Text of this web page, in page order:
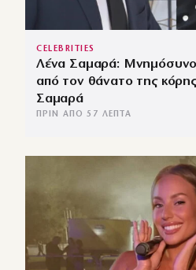
CELEBRITIES
Λένα Σαμαρά: Μνημόσυνο
από τον θάνατο της
Σαμαρά
ΠΡΙΝ ΑΠΌ 57 ΛΕΠΤΆ